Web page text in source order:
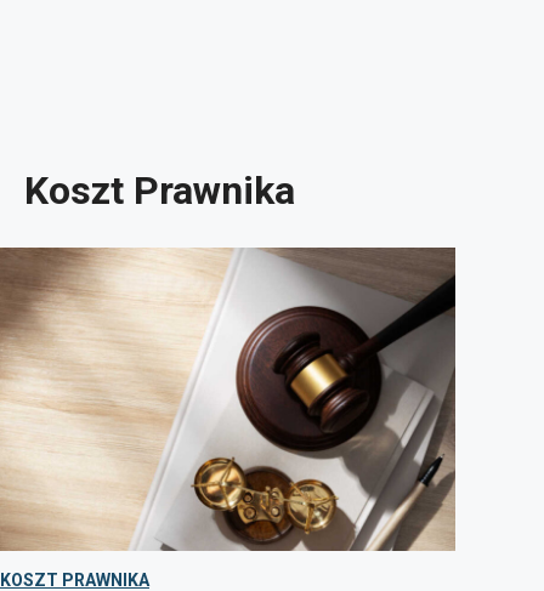
Koszt Prawnika
KOSZT PRAWNIKA